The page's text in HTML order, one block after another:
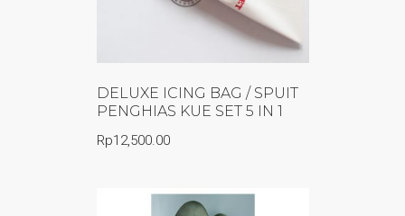
DELUXE ICING BAG / SPUIT
PENGHIAS KUE SET 5 IN 1
Rp12,500.00